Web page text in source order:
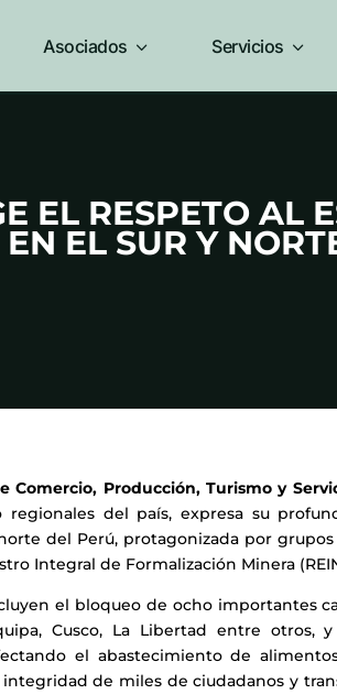
3
Asociados 3
Servicios
EL RESPETO AL
EL SUR Y
Comercio, Producción, Turismo y
regionales del país, expresa su
del Perú, protagonizada por
Integral de Formalización Minera
el bloqueo de ocho importantes
Cusco, La Libertad entre otros,
el abastecimiento de
de miles de ciudadanos y